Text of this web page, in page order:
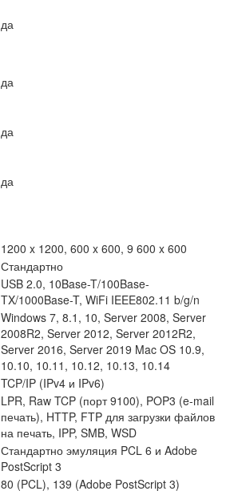
да
да
да
да
1200 x 1200, 600 x 600, 9 600 x 600
Стандартно
USB 2.0, 10Base-T/100Base-
TX/1000Base-T, WiFi IEEE802.11 b/g/n
Windows 7, 8.1, 10, Server 2008, Server
2008R2, Server 2012, Server 2012R2,
Server 2016, Server 2019 Mac OS 10.9,
10.10, 10.11, 10.12, 10.13, 10.14
TCP/IP (IPv4 и IPv6)
LPR, Raw TCP (порт 9100), POP3 (e-mail
печать), HTTP, FTP для загрузки файлов
на печать, IPP, SMB, WSD
Стандартно эмуляция PCL 6 и Adobe
PostScript 3
80 (PCL), 139 (Adobe PostScript 3)